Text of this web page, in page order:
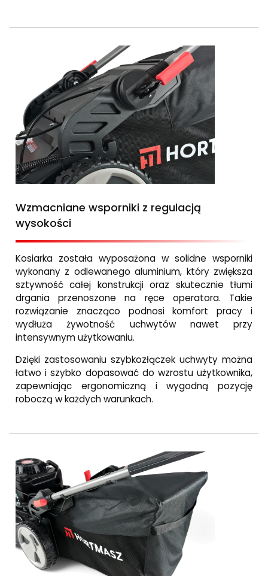
Wzmacniane wsporniki z regulacją
wysokości
Kosiarka została wyposażona w solidne wsporniki
wykonany z odlewanego aluminium, który zwiększa
sztywność całej konstrukcji oraz skutecznie tłumi
drgania przenoszone na ręce operatora. Takie
rozwiązanie znacząco podnosi komfort pracy i
wydłuża żywotność uchwytów nawet przy
intensywnym użytkowaniu.
Dzięki zastosowaniu szybkozłączek uchwyty można
łatwo i szybko dopasować do wzrostu użytkownika,
zapewniając ergonomiczną i wygodną pozycję
roboczą w każdych warunkach.